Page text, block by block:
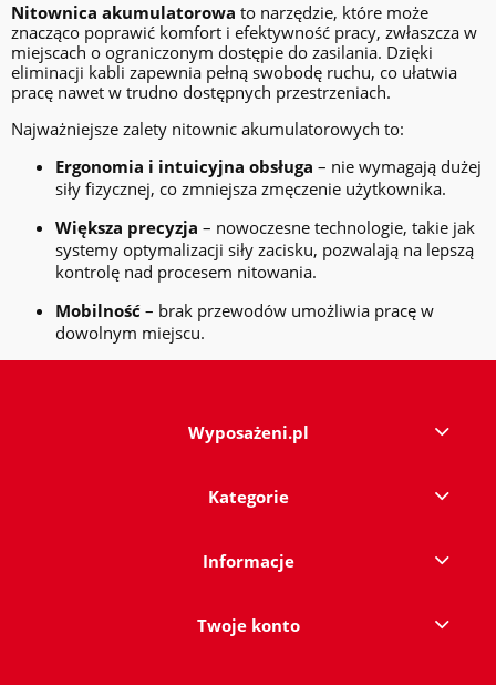
Nitownica akumulatorowa to narzędzie, które może
znacząco poprawić komfort i efektywność pracy, zwłaszcza w
miejscach o ograniczonym dostępie do zasilania. Dzięki
eliminacji kabli zapewnia pełną swobodę ruchu, co ułatwia
pracę nawet w trudno dostępnych przestrzeniach.
Najważniejsze zalety nitownic akumulatorowych to:
Ergonomia i intuicyjna obsługa – nie wymagają dużej
siły fizycznej, co zmniejsza zmęczenie użytkownika.
Większa precyzja – nowoczesne technologie, takie jak
systemy optymalizacji siły zacisku, pozwalają na lepszą
kontrolę nad procesem nitowania.
Mobilność – brak przewodów umożliwia pracę w
dowolnym miejscu.
Wyposażeni.pl
Kategorie
Informacje
Twoje konto